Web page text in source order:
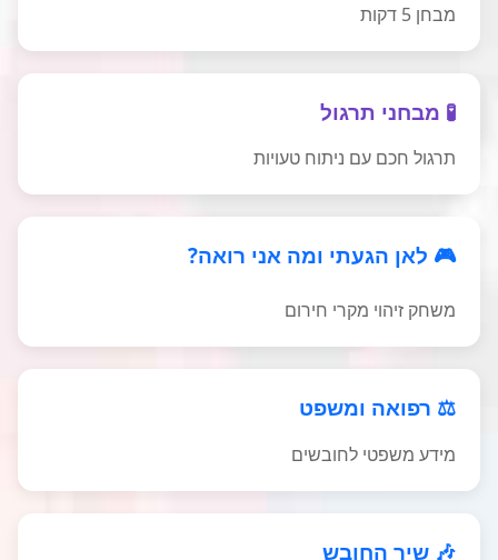
מבחן 5 דקות
🧪 מבחני תרגול
תרגול חכם עם ניתוח טעויות
🎮 לאן הגעתי ומה אני רואה?
משחק זיהוי מקרי חירום
⚖️ רפואה ומשפט
מידע משפטי לחובשים
🎶 שיר החובש